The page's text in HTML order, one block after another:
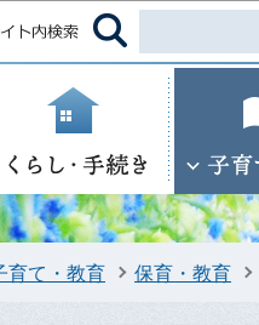
育て・教育 保育・教育